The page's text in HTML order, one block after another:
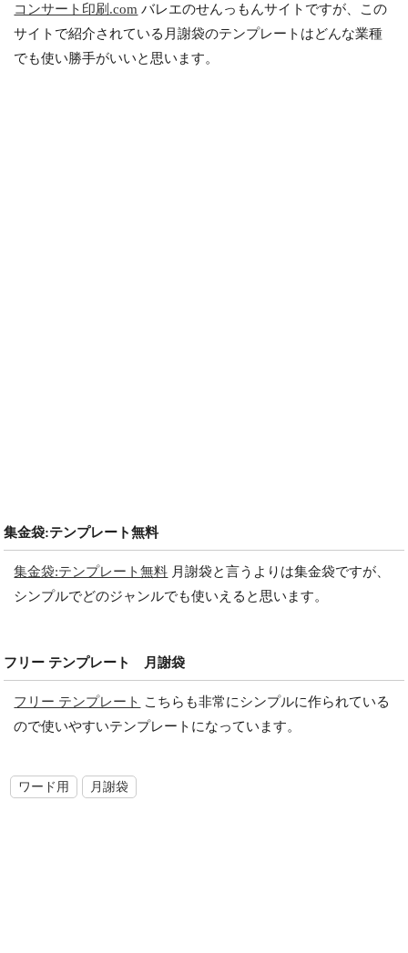
コンサート印刷.com バレエのせんっもんサイトですが、この
サイトで紹介されている月謝袋のテンプレートはどんな業種
でも使い勝手がいいと思います。
集金袋:テンプレート無料
集金袋:テンプレート無料 月謝袋と言うよりは集金袋ですが、
シンプルでどのジャンルでも使いえると思います。
フリー テンプレート 月謝袋
フリー テンプレート こちらも非常にシンプルに作られている
ので使いやすいテンプレートになっています。
ワード用 月謝袋